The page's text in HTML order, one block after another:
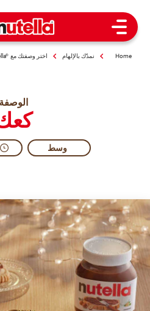
Home نمدّك بالإلهام اختر وصفتك مع ®
الوصفة
وسط​